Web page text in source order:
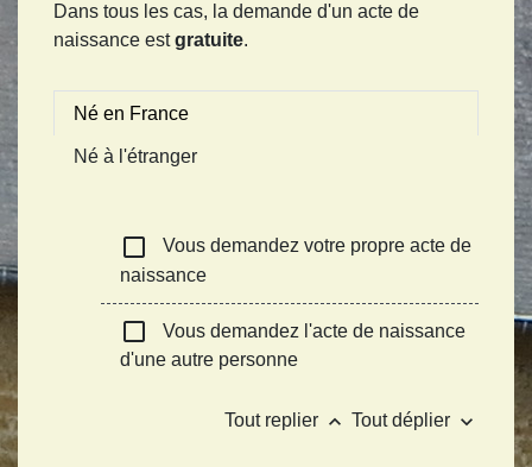
Dans tous les cas, la demande d'un acte de
naissance estgratuite.
Né en France
Né à l'étranger
check_box_outline_blank
Vous demandez votre propre acte de
naissance
check_box_outline_blank
Vous demandez l'acte de naissance
d'une autre personne
Tout replier keyboard_arrow_up Tout déplier keyboard_arrow_down